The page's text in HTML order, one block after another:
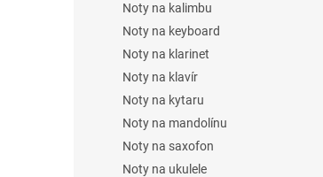
Noty na kalimbu
Noty na keyboard
Noty na klarinet
Noty na klavír
Noty na kytaru
Noty na mandolínu
Noty na saxofon
Noty na ukulele